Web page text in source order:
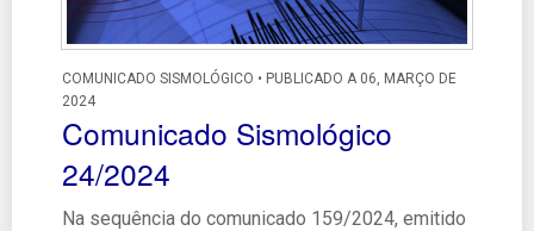
COMUNICADO SISMOLÓGICO • PUBLICADO A 06, MARÇO DE
2024
Comunicado Sismológico
24/2024
Na sequência do comunicado 159/2024, emitido